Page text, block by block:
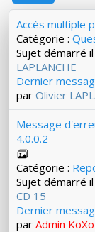
Accès multiple
Catégorie :
Sujet démarré
LAPLANCHE
Dernier
par Olivier
Message
4.0.0.2
Catégorie :
Sujet démarré
CD 15
Dernier
par Admin KoXo